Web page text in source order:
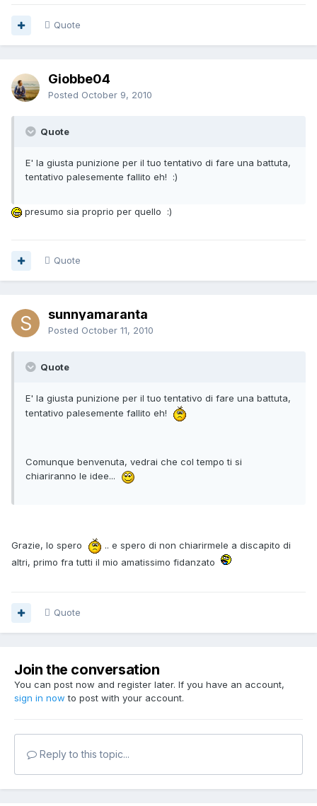
Quote
Giobbe04
Posted October 9, 2010
Quote
E' la giusta punizione per il tuo tentativo di fare una battuta,
tentativo palesemente fallito eh! :)
presumo sia proprio per quello :)
Quote
sunnyamaranta
Posted October 11, 2010
Quote
E' la giusta punizione per il tuo tentativo di fare una battuta,
tentativo palesemente fallito eh!
Comunque benvenuta, vedrai che col tempo ti si
chiariranno le idee...
Grazie, lo spero
.. e spero di non chiarirmele a discapito di
altri, primo fra tutti il mio amatissimo fidanzato
Quote
Join the conversation
You can post now and register later. If you have an account,
sign in now to post with your account.
Reply to this topic...